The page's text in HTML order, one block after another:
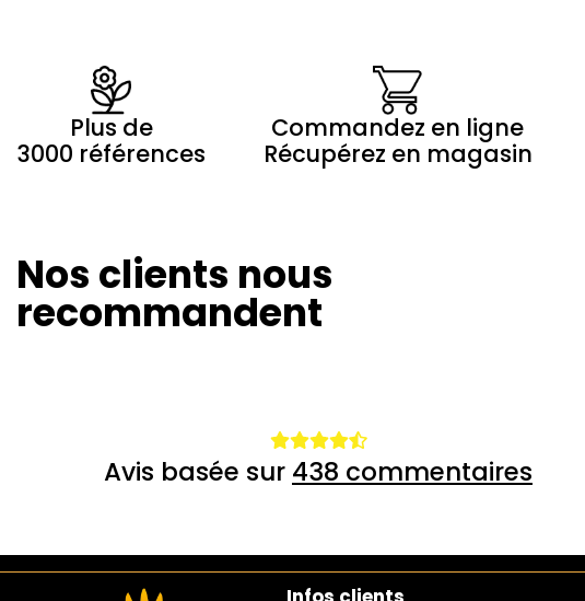
Plus de
3000 références
Commandez en ligne
Récupérez en magasin
Nos clients nous
recommandent
Avis basée sur 438 commentaires
Olivier Revol
24/08/2024